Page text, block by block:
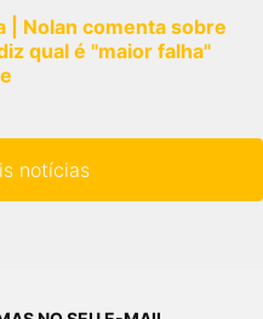
| Nolan comenta sobre
qual é "maior falha"
notícias